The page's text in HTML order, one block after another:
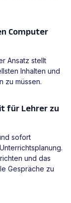
Computer
Ansatz stellt
Inhalten und
zu müssen.
für Lehrer zu
sofort
und das
Gespräche zu